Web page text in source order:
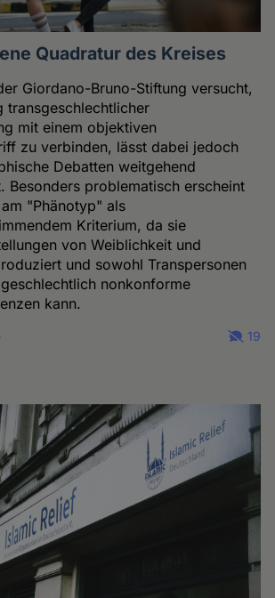
Quadratur des Kreises
Giordano-Bruno-Stiftung versucht,
transgeschlechtlicher
mit einem objektiven
zu verbinden, lässt dabei jedoch
Debatten weitgehend
Besonders problematisch erscheint
"Phänotyp" als
Kriterium, da sie
von Weiblichkeit und
und sowohl Transpersonen
nonkonforme
kann.
19